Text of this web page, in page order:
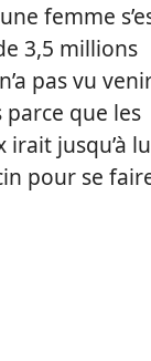
femme
3,5 millions
pas vu
parce que les
irait jusqu’à
pour se